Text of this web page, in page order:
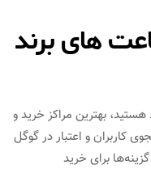
های برند
بهترین مراکز خرید و
کاربران و اعتبار در گوگل
برای خرید